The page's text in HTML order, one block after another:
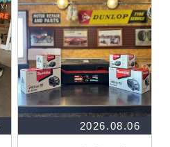
2026.08.06